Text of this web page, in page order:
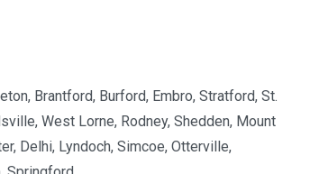
Brantford, Burford, Embro, Stratford, St.
West Lorne, Rodney, Shedden, Mount
Delhi, Lyndoch, Simcoe, Otterville,